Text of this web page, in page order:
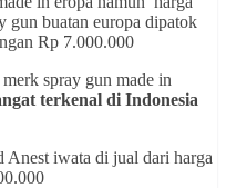
gun buatan europa dipatok
Rp 7.000.000
spray gun made in
terkenal di Indonesia
Anest iwata di jual dari harga